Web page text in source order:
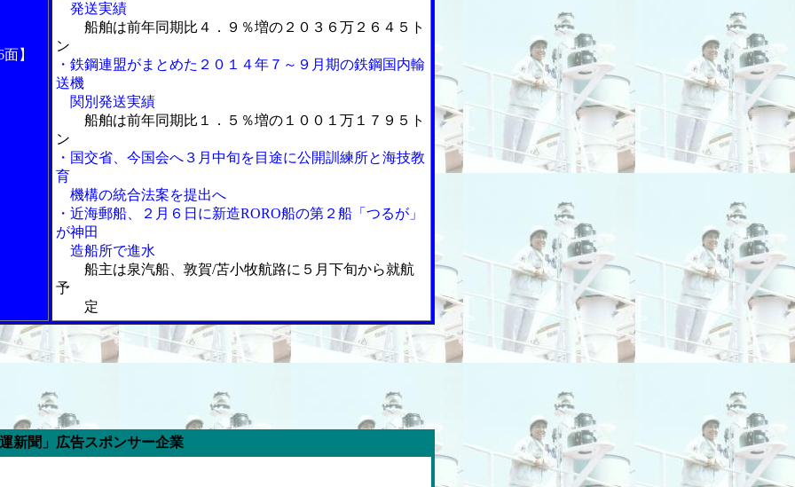
】
発送実績
船舶は前年同期比４．９％増の２０３６万２６４５ト
ン
・鉄鋼連盟がまとめた２０１４年７～９月期の鉄鋼国内輸
送機
関別発送実績
船舶は前年同期比１．５％増の１００１万１７９５ト
ン
・国交省、今国会へ３月中旬を目途に公開訓練所と海技教
育
機構の統合法案を提出へ
・近海郵船、２月６日に新造RORO船の第２船「つるが」
が神田
造船所で進水
船主は泉汽船、敦賀/苫小牧航路に５月下旬から就航
予
定
ンサー企業